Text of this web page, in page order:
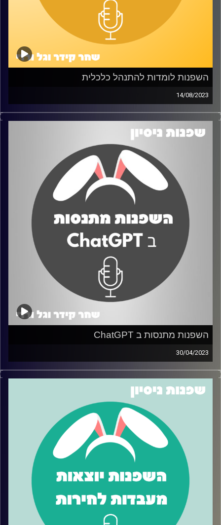
השפנות לומדות להתנהל כלכלית
14/08/2023
בפרק זה השפנות נעזרות בעמותת CLYF המציעה לימוד
ורכישת כלים להתנהלות כלכלית נכונה. בפרק השפנות מתנסות
בטיפים שהוצעו להן על ידי העמותה ומדברות על החוויה,
הקשיים וגם על הדברים הטובים שהצליחו
קרדיט תמונות: שחר קידר וגל ורדי
השפנות מתנסות ב ChatGPT
30/04/2023
אז כולם מדברים על chatGPT ובצדק, בכל זאת תוך 5 ימים
בלבד לאחר שהושק נוספו לו מיליון משתמשים חדשים!
האזינו כדי לשמוע מה אפשר לעשות עם
הכלי הזה שנהיה החבר הכי טוב של האדם.
קרדיט תמונות:
שחר קידר וגל ורדי
קרדיט תמונות:
שחר קידר וגל ורדי